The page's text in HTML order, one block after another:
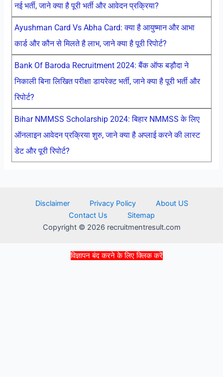
विज्ञापन बंद करने के लिए क्लिक करें
नई भर्ती, जाने क्या है पूरी भर्ती और आवेदन प्रक्रिया?
Ayushman Card Vs Abha Card: क्या है आयुष्मान और आभा
कार्ड और कौन से मिलते है लाभ, जाने क्या है पूरी रिपोर्ट?
Bank Of Baroda Recruitment 2024: बैंक ऑफ बड़ौदा ने
निकाली बिना लिखित परीक्षा डायरेक्ट भर्ती, जाने क्या है पूरी भर्ती और
रिपोर्ट?
Bihar NMMSS Scholarship 2024: बिहार NMMSS के लिए
ऑनलाइन आवेदन प्रक्रिया शुरु, जाने क्या है अप्लाई करने की लास्ट
डेट और पूरी रिपोर्ट?
Disclaimer Privacy Policy
About US
Contact Us
Sitemap
Copyright © 2026 recruitmentresult.com